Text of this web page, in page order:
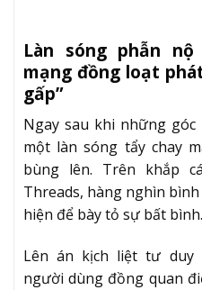
Làn sóng phẫn
mạng đồng loạt
gấp”
Ngay sau khi những
một làn sóng tẩy chay
bùng lên. Trên khắp
Threads, hàng nghìn
hiện để bày tỏ sự bất bình.
Lên án kịch liệt tư duy
người dùng đồng quan